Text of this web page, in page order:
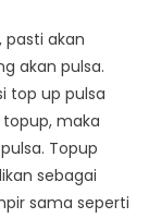
pasti akan
akan pulsa.
top up pulsa
maka
Topup
sebagai
sama seperti